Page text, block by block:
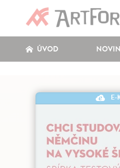
ÚVOD
E-